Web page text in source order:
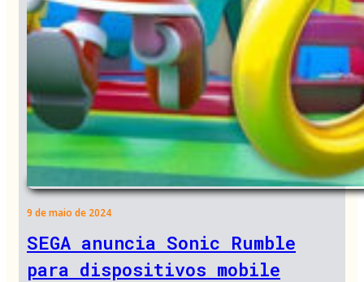
9 de maio de 2024
SEGA anuncia Sonic Rumble
para dispositivos mobile